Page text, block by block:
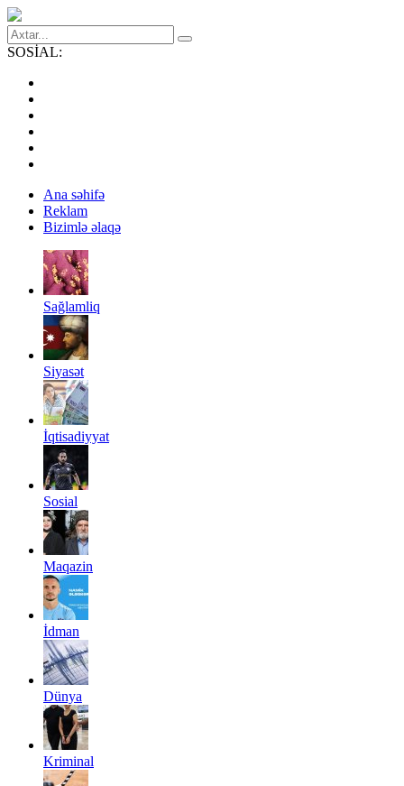
SOSİAL:
Ana səhifə
Reklam
Bizimlə əlaqə
Sağlamliq
Siyasət
İqtisadiyyat
Sosial
Maqazin
İdman
Dünya
Kriminal